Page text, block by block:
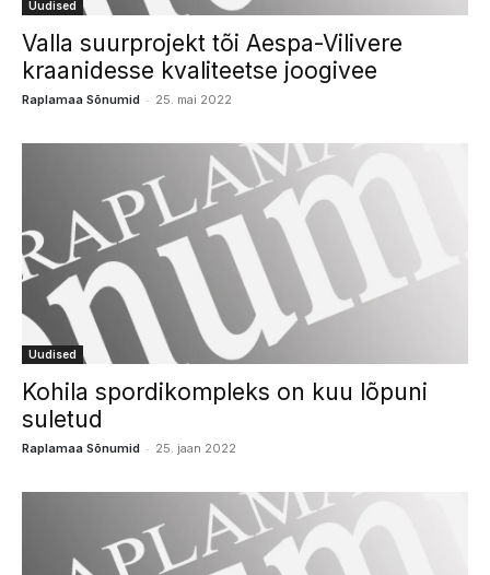
Uudised
Valla suurprojekt tõi Aespa-Vilivere
kraanidesse kvaliteetse joogivee
Raplamaa Sõnumid - 25. mai 2022
Uudised
Kohila spordikompleks on kuu lõpuni
suletud
Raplamaa Sõnumid - 25. jaan 2022